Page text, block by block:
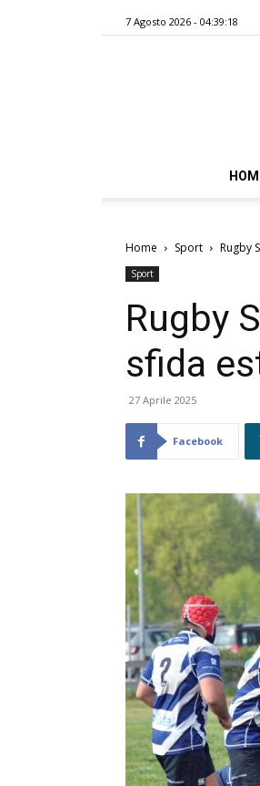
7 Agosto 2026 - 04:39:18
Home Sport Rugby
Sport
Rugby
sfida
27 Aprile 2025
Facebook